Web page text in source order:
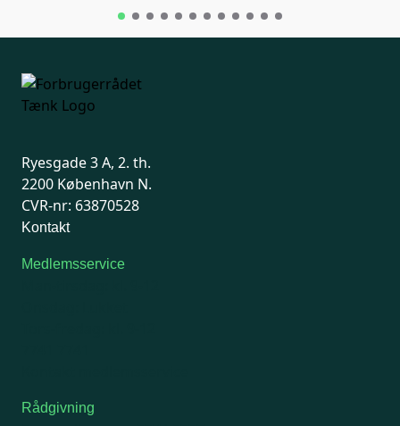
Ryesgade 3 A, 2. th.
2200 København N.
CVR-nr: 63870528
Kontakt
Medlemsservice
Rådgivning